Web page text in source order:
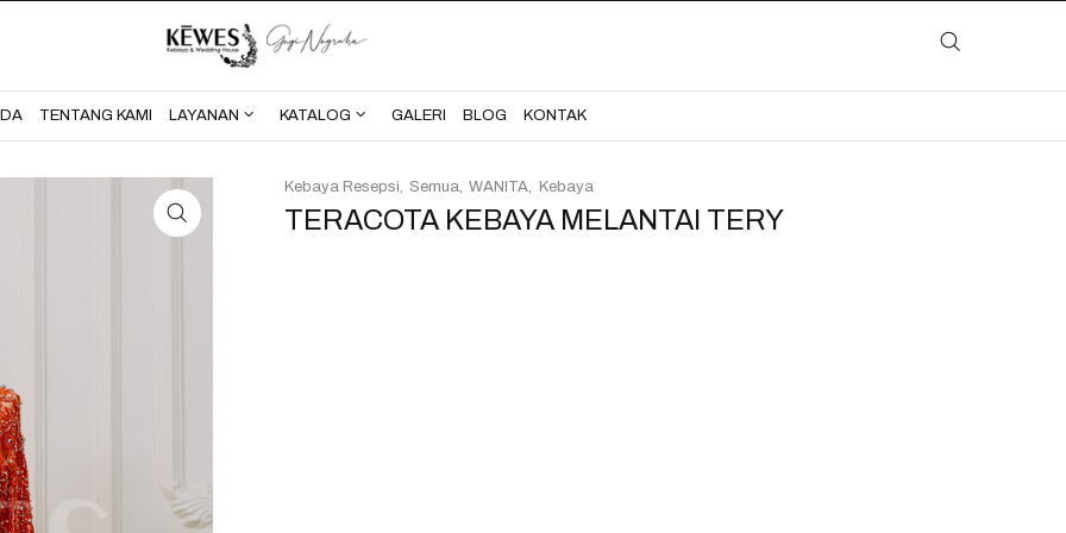
BERANDA KONTAK
TENTANG KAMI LAYANAN KATALOG GALERI BLOG KONTAK
TERACOTA KEBAYA MELANTAI TERY
Kebaya Resepsi Semua WANITA Kebaya